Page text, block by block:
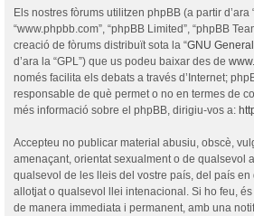
Els nostres fòrums utilitzen phpBB (a partir d’ara
“www.phpbb.com”, “phpBB Limited”, “phpBB
creació de fòrums distribuït sota la “GNU
d’ara la “GPL”) que us podeu baixar des de
només facilita els debats a través d’Internet;
responsable de què permet o no en termes de
més informació sobre el phpBB, dirigiu-vos a:
Accepteu no publicar material abusiu, obscè,
amenaçant, orientat sexualment o de qualsevol
qualsevol de les lleis del vostre país, del país en
allotjat o qualsevol llei intenacional. Si ho feu,
de manera immediata i permanent, amb una